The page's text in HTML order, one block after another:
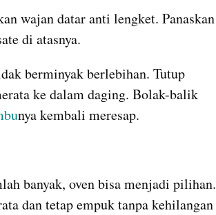
wajan datar anti lengket. Panaskan
di atasnya.
berminyak berlebihan. Tutup
ke dalam daging. Bolak-balik
nya kembali meresap.
banyak, oven bisa menjadi pilihan.
dan tetap empuk tanpa kehilangan